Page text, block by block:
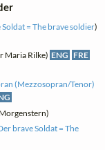
= The brave soldier)
Maria Rilke) ENG FRE
(Mezzosopran/Tenor)
brave Soldat = The